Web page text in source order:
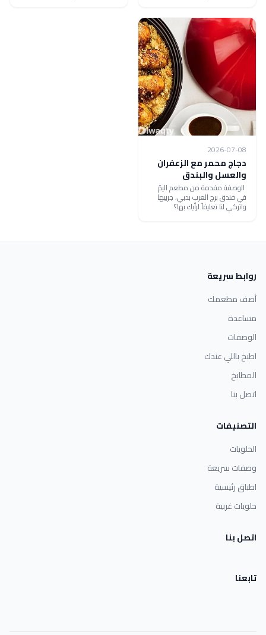
2026-07-08
دجاج محمر مع الزعفران
والعسل والبندق
الوصفة مقدمة من مطعم اليمّ
في فندق برج العرب بدبي، جربيها
واتركي لنا تعليقاً لرأيك بها؟
روابط سريعة
أضف مطعمك
مساعدة
الوصفات
اطبخ باللي عندك
المطابخ
اتصل بنا
التصنيفات
الحلويات
وصفات سريعة
اطباق رئيسية
حلويات غربية
اتصل بنا
تابعنا